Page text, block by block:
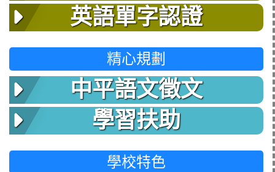
英語單字認證
精心規劃
中平語文徵文
學習扶助
學校特色